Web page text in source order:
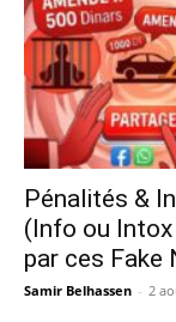
Pénalités &
(Info ou
par ces Fake
Samir Belhassen - 2